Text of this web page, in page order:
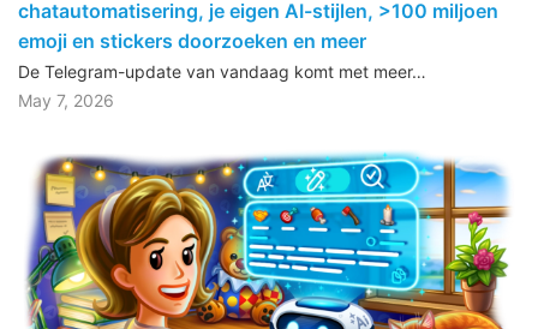
chatautomatisering, je eigen AI-stijlen, >100 miljoen
emoji en stickers doorzoeken en meer
De Telegram-update van vandaag komt met meer…
May 7, 2026